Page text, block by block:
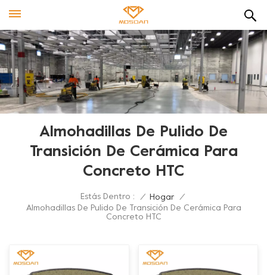
Almohadillas De Pulido De
Transición De Cerámica Para
Concreto HTC
Estás Dentro : / Hogar
/
Almohadillas De Pulido De Transición De Cerámica Para
Concreto HTC